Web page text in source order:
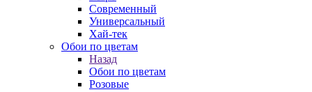
Современный
Универсальный
Хай-тек
Обои по цветам
Назад
Обои по цветам
Розовые